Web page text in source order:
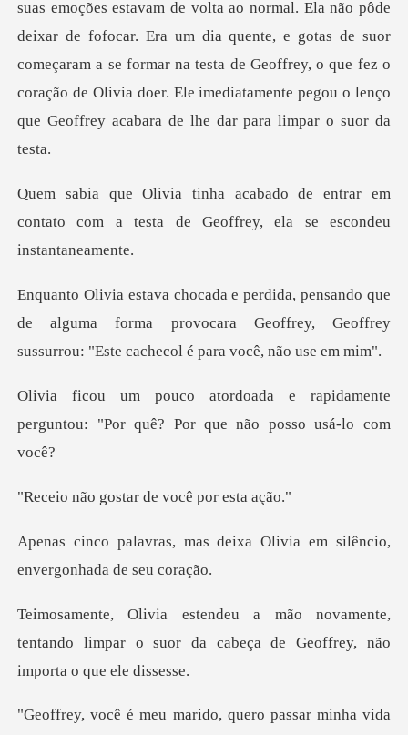
ixar de fofocar. Era um dia quente, e gotas de suor
começaram a se formar na testa de Geoffrey, o que fez o
cora
entrar em
contato com a testa de Geof
ue
de alguma forma provocara Geoffrey, Geoffrey
suss
rapidamente
perguntou: "Por quê? P
star de você p
deixa Olivia em silêncio,
e
ente,
tentando limpar o suor da cabeça de
o passar minha vida